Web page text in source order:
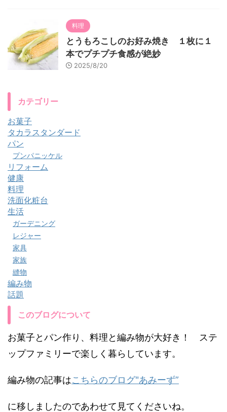
料理
とうもろこしのお好み焼き １枚に１
本でプチプチ食感が絶妙
2025/8/20
カテゴリー
お菓子
タカラスタンダード
パン
プンパニッケル
リフォーム
健康
料理
洗面化粧台
生活
ガーデニング
レジャー
家具
家族
縫物
編み物
話題
このブログについて
お菓子とパン作り、料理と編み物が大好き！ ステ
ップファミリーで楽しく暮らしています。
編み物の記事はこちらのブログ"あみーず”
に移しましたのであわせて見てくださいね。